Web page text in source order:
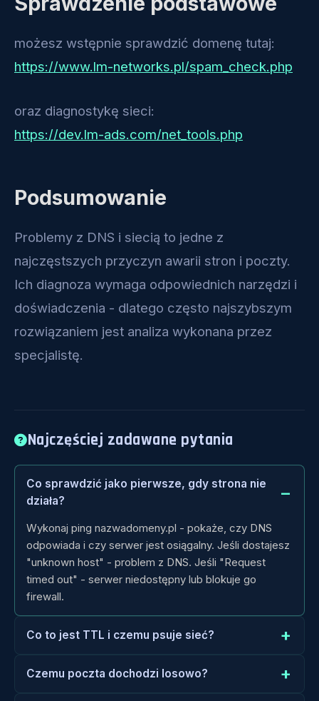
możesz wstępnie sprawdzić domenę tutaj:
https://www.lm-networks.pl/spam_check.php
oraz diagnostykę sieci:
https://dev.lm-ads.com/net_tools.php
Podsumowanie
Problemy z DNS i siecią to jedne z
najczęstszych przyczyn awarii stron i poczty.
Ich diagnoza wymaga odpowiednich narzędzi i
doświadczenia - dlatego często najszybszym
rozwiązaniem jest analiza wykonana przez
specjalistę.
Najczęściej zadawane pytania
Co sprawdzić jako pierwsze, gdy strona nie
działa?
Wykonaj ping nazwadomeny.pl - pokaże, czy DNS
odpowiada i czy serwer jest osiągalny. Jeśli dostajesz
"unknown host" - problem z DNS. Jeśli "Request
timed out" - serwer niedostępny lub blokuje go
firewall.
Co to jest TTL i czemu psuje sieć?
Czemu poczta dochodzi losowo?